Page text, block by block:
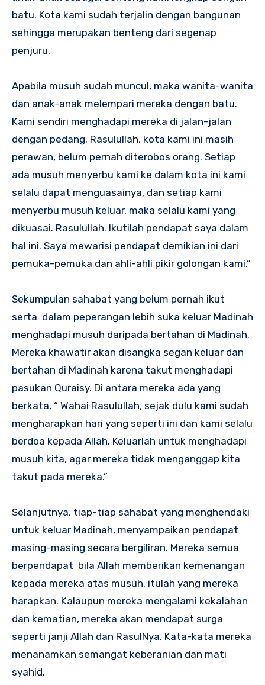
batu. Kota kami sudah terjalin dengan bangunan
sehingga merupakan benteng dari segenap
penjuru.
Apabila musuh sudah muncul, maka wanita-wanita
dan anak-anak melempari mereka dengan batu.
Kami sendiri menghadapi mereka di jalan-jalan
dengan pedang. Rasulullah, kota kami ini masih
perawan, belum pernah diterobos orang. Setiap
ada musuh menyerbu kami ke dalam kota ini kami
selalu dapat menguasainya, dan setiap kami
menyerbu musuh keluar, maka selalu kami yang
dikuasai. Rasulullah. Ikutilah pendapat saya dalam
hal ini. Saya mewarisi pendapat demikian ini dari
pemuka-pemuka dan ahli-ahli pikir golongan kami.”
Sekumpulan sahabat yang belum pernah ikut
serta dalam peperangan lebih suka keluar Madinah
menghadapi musuh daripada bertahan di Madinah.
Mereka khawatir akan disangka segan keluar dan
bertahan di Madinah karena takut menghadapi
pasukan Quraisy. Di antara mereka ada yang
berkata, “ Wahai Rasulullah, sejak dulu kami sudah
mengharapkan hari yang seperti ini dan kami selalu
berdoa kepada Allah. Keluarlah untuk menghadapi
musuh kita, agar mereka tidak menganggap kita
takut pada mereka.”
Selanjutnya, tiap-tiap sahabat yang menghendaki
untuk keluar Madinah, menyampaikan pendapat
masing-masing secara bergiliran. Mereka semua
berpendapat bila Allah memberikan kemenangan
kepada mereka atas musuh, itulah yang mereka
harapkan. Kalaupun mereka mengalami kekalahan
dan kematian, mereka akan mendapat surga
seperti janji Allah dan RasulNya. Kata-kata mereka
menanamkan semangat keberanian dan mati
syahid.